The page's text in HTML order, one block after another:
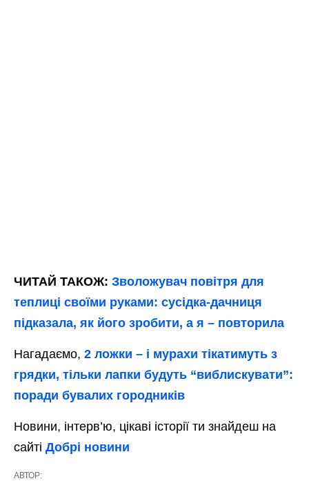
ЧИТАЙ ТАКОЖ: Зволожувач повітря для
теплиці своїми руками: сусідка-дачниця
підказала, як його зробити, а я – повторила
Нагадаємо, 2 ложки – і мурахи тікатимуть з
грядки, тільки лапки будуть “виблискувати”:
поради бувалих городників
Новини, інтерв’ю, цікаві історії ти знайдеш на
сайті Добрі новини
АВТОР: